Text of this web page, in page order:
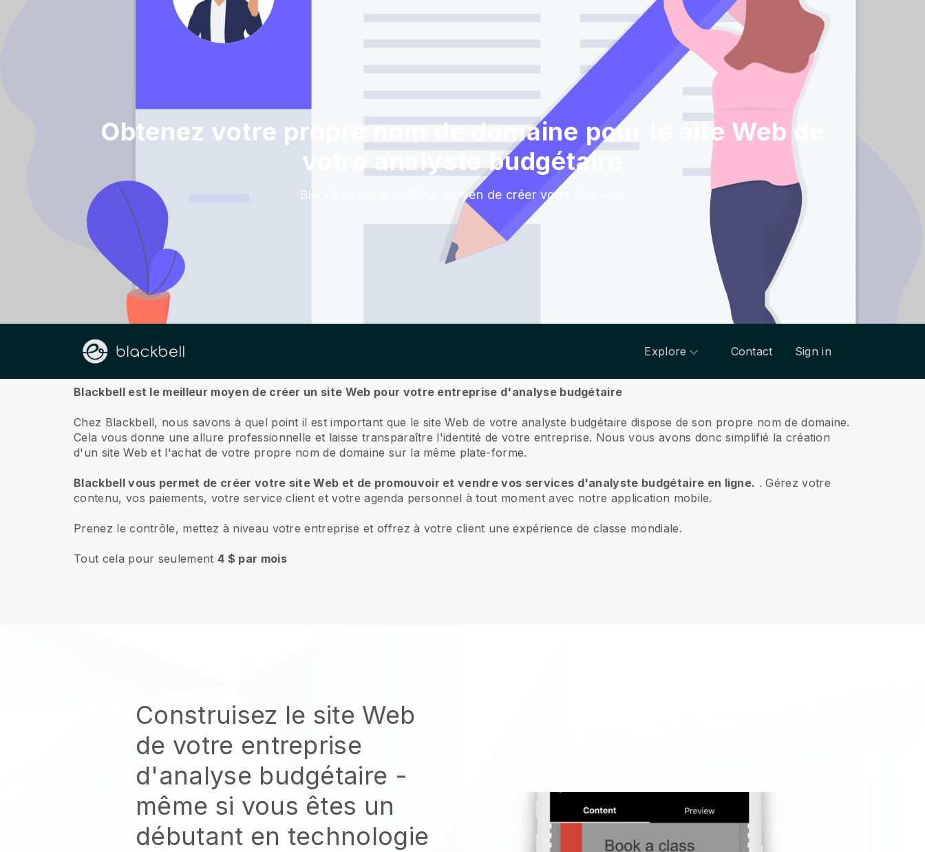
Obtenez votre propre nom de domaine pour le site Web de
votre analyste budgétaire
Blackbell est le meilleur moyen de créer votre site web
Explore Contact Sign in
À propos de nous
Blackbell est le meilleur moyen de créer un site Web pour votre entreprise d'analyse budgétaire
Chez Blackbell, nous savons à quel point il est important que le site Web de votre analyste budgétaire dispose de son propre nom de domaine.
Cela vous donne une allure professionnelle et laisse transparaître l'identité de votre entreprise. Nous vous avons donc simplifié la création
d'un site Web et l'achat de votre propre nom de domaine sur la même plate-forme.
Blackbell vous permet de créer votre site Web et de promouvoir et vendre vos services d'analyste budgétaire en ligne. . Gérez votre
contenu, vos paiements, votre service client et votre agenda personnel à tout moment avec notre application mobile.
Prenez le contrôle, mettez à niveau votre entreprise et offrez à votre client une expérience de classe mondiale.
Tout cela pour seulement 4 $ par mois
Construisez le site Web
de votre entreprise
d'analyse budgétaire -
même si vous êtes un
débutant en technologie